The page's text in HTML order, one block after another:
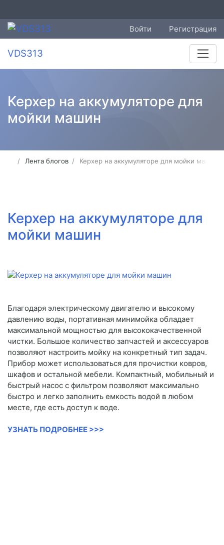
Войти Регистрация
VDS313
Керхер на аккумуляторе для
мойки машин
Лента блогов Керхер на аккумуляторе для мойки машин
Керхер на аккумуляторе для
мойки машин
Благодаря электрическому двигателю и высокому
давлению воды, портативная минимойка обладает
максимальной мощностью для высококачественной
чистки. Большое количество запчастей и аксессуаров
позволяют настроить мойку на конкретный тип задач.
Прибор может использоваться для прочистки ковров,
шкафов и остальной мебели. Компактный, мобильный и
быстрый насос с фильтром позволяют максимально
быстро и легко заполнить емкость водой в любом
месте, где есть доступ к воде.
УЗНАТЬ ПОДРОБНЕЕ >>>